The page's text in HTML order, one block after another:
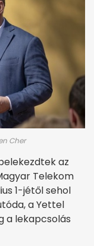
Cher
az
Telekom
1-jétől sehol
a Yettel
a lekapcsolás